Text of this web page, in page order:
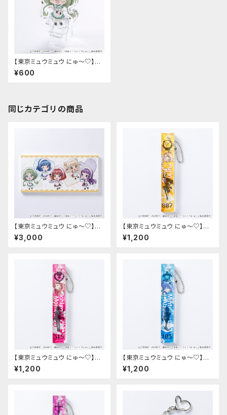
【東京ミュウミュウ にゅ〜♡】ア
クリルスタンドクリップ（れたす）
¥600
同じカテゴリの商品
【東京ミュウミュウ にゅ〜♡】キ
ャンバスプリント（ちびキャラ）
¥3,000
【東京ミュウミュウ にゅ〜♡】ホ
テルキー型アクリルキーホルダ
ー（プリン）
¥1,200
【東京ミュウミュウ にゅ〜♡】ホ
テルキー型アクリルキーホルダ
ー（イチゴ）
¥1,200
【東京ミュウミュウ にゅ〜♡】ホ
テルキー型アクリルキーホルダ
ー（ミント）
¥1,200